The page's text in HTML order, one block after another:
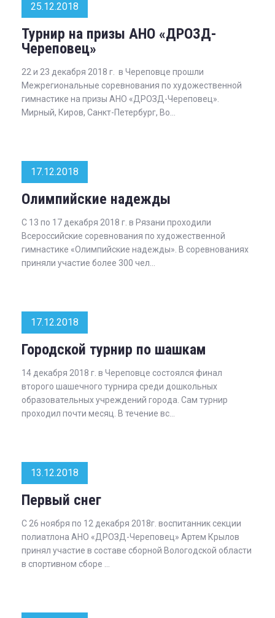
25.12.2018
Турнир на призы АНО «ДРОЗД-
Череповец»
22 и 23 декабря 2018 г. в Череповце прошли
Межрегиональные соревнования по художественной
гимнастике на призы АНО «ДРОЗД-Череповец».
Мирный, Киров, Санкт-Петербург, Во...
17.12.2018
Олимпийские надежды
С 13 по 17 декабря 2018 г. в Рязани проходили
Всероссийские соревнования по художественной
гимнастике «Олимпийские надежды». В соревнованиях
приняли участие более 300 чел...
17.12.2018
Городской турнир по шашкам
14 декабря 2018 г. в Череповце состоялся финал
второго шашечного турнира среди дошкольных
образовательных учреждений города. Сам турнир
проходил почти месяц. В течение вс...
13.12.2018
Первый снег
С 26 ноября по 12 декабря 2018г. воспитанник секции
полиатлона АНО «ДРОЗД-Череповец» Артем Крылов
принял участие в составе сборной Вологодской области
в спортивном сборе ...